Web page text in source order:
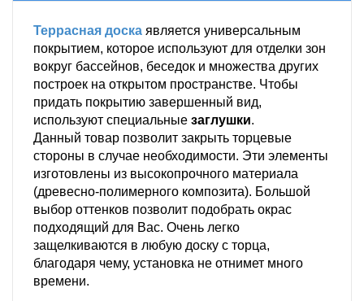
Террасная доска является универсальным
покрытием, которое используют для отделки зон
вокруг бассейнов, беседок и множества других
построек на открытом пространстве. Чтобы
придать покрытию завершенный вид,
используют специальные заглушки.
Данный товар позволит закрыть торцевые
стороны в случае необходимости. Эти элементы
изготовлены из высокопрочного материала
(древесно-полимерного композита). Большой
выбор оттенков позволит подобрать окрас
подходящий для Вас. Очень легко
защелкиваются в любую доску с торца,
благодаря чему, установка не отнимет много
времени.